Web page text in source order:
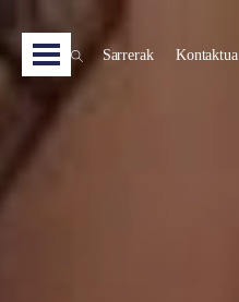
Sarrerak Kontaktua